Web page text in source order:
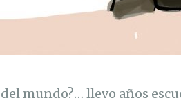
mundo?… llevo años